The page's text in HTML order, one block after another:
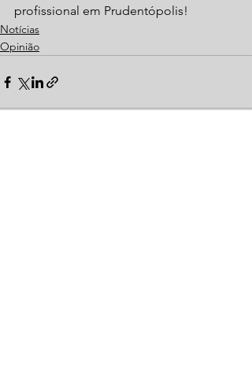
profissional em Prudentópolis!
Notícias
Opinião